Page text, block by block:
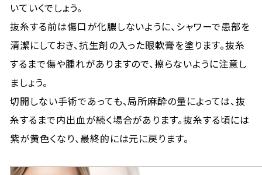
いていくでしょう。
抜糸する前は傷口が化膿しないように、シャワーで患部を
清潔にしておき、抗生剤の入った眼軟膏を塗ります。抜糸
するまで傷や腫れがありますので、擦らないように注意し
ましょう。
切開しない手術であっても、局所麻酔の量によっては、抜
糸するまで内出血が続く場合があります。抜糸する頃には
紫が黄色くなり、最終的には元に戻ります。